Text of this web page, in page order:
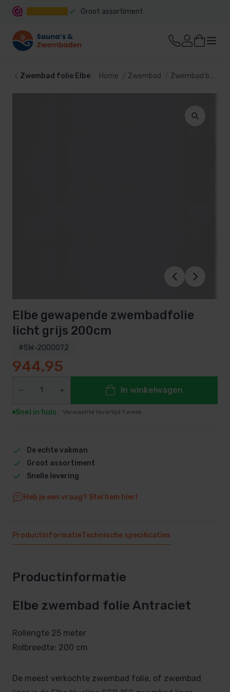
Groot assortiment
Zwembad folie Elbe Home Zwembad Zwembad bekleding
Elbe gewapende zwembadfolie
licht grijs 200cm
#SW-2000072
944,95
In winkelwagen
Snel in huis Verwachte levertijd 1 week
De echte vakman
Groot assortiment
Snelle levering
Heb je een vraag? Stel hem hier!
ProductinformatieTechnische specificaties
Productinformatie
Elbe zwembad folie Antraciet
Rollengte 25 meter
Rolbreedte: 200 cm
De meest verkochte zwembad folie, of zwembad